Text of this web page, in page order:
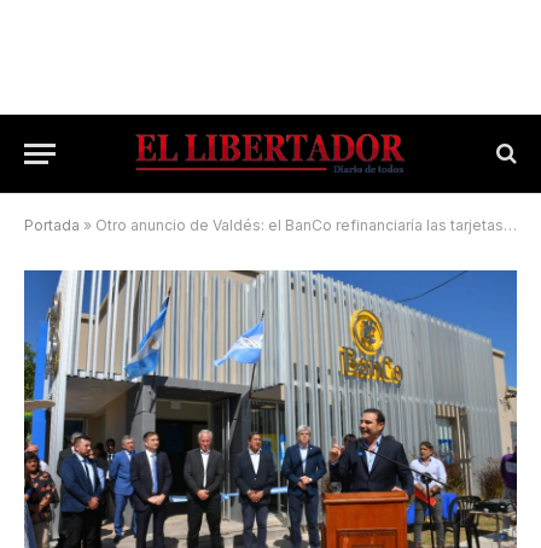
Portada » Otro anuncio de Valdés: el BanCo refinanciaría las tarjetas de crédito de los empleados públicos